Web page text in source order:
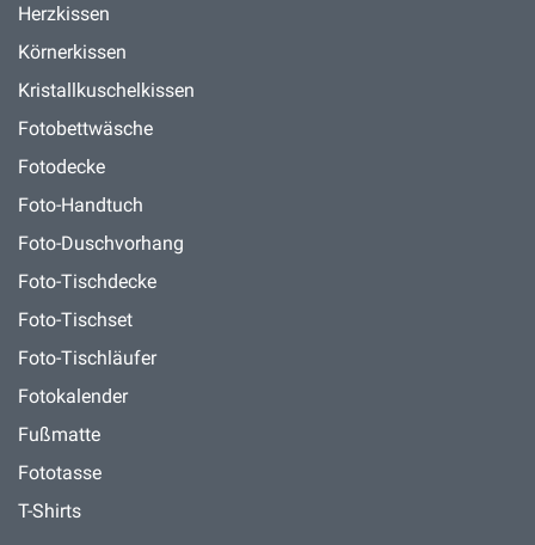
Herzkissen
Körnerkissen
Kristallkuschelkissen
Fotobettwäsche
Fotodecke
Foto-Handtuch
Foto-Duschvorhang
Foto-Tischdecke
Foto-Tischset
Foto-Tischläufer
Fotokalender
Fußmatte
Fototasse
T-Shirts